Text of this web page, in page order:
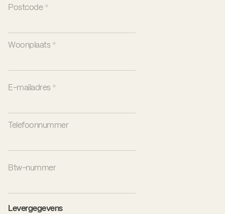
Postcode*
Woonplaats*
E-mailadres*
Telefoonnummer
Btw-nummer
Levergegevens